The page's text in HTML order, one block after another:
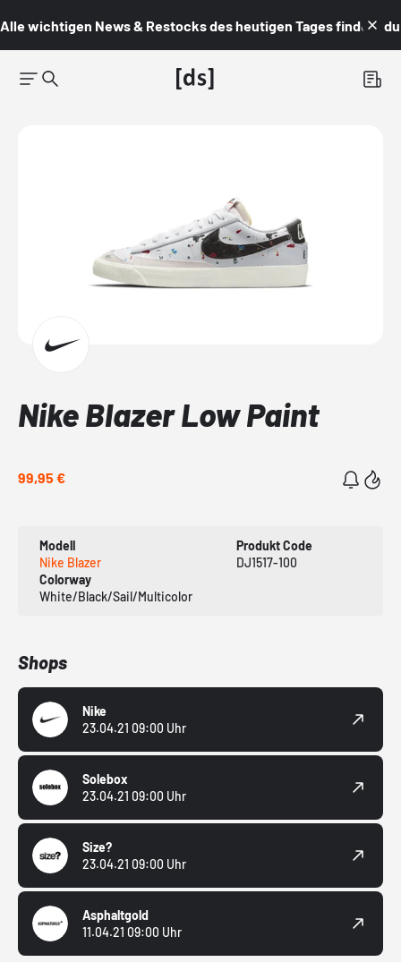
Alle wichtigen News & Restocks des heutigen Tages findest du
Nike Blazer Low Paint
99,95 €
Modell
Nike Blazer
Produkt Code
DJ1517-100
Colorway
White/Black/Sail/Multicolor
Shops
Nike
23.04.21 09:00 Uhr
Solebox
23.04.21 09:00 Uhr
Size?
23.04.21 09:00 Uhr
Asphaltgold
11.04.21 09:00 Uhr